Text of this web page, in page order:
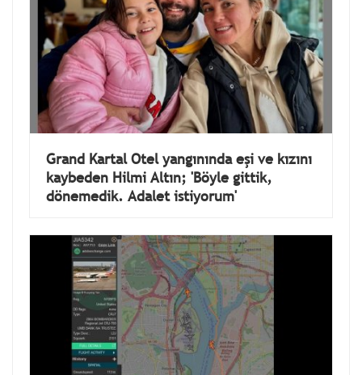
Grand Kartal Otel yangınında eşi ve kızını
kaybeden Hilmi Altın; 'Böyle gittik,
dönemedik. Adalet istiyorum'